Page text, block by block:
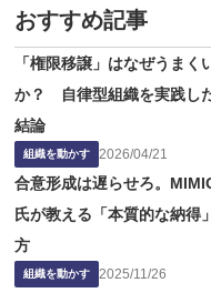
おすすめ記事
「権限移譲」はなぜうまく
か？ 自律型組織を実践し
結論
組織を動かす 2026/04/21
合意形成は遅らせろ。
氏が教える「本質的な納得
方
組織を動かす 2025/11/26